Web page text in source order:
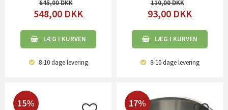
645,00
548,00 DKK
LÆG I KURVEN
8-10 dagelevering
110,00
93,00 DKK
LÆG I KURVEN
8-10 dagelevering
15% 17%